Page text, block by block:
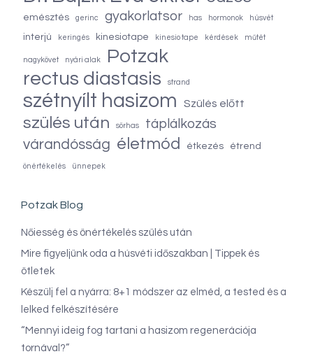
emésztés gerinc gyakorlatsor has hormonok húsvét
interjú keringés kinesiotape kinesio tape kérdések műtét
nagykövet nyári alak
Potzak
rectus diastasis
strand
szétnyílt hasizom Szülés előtt
szülés után sörhas táplálkozás
várandósság életmód étkezés étrend
önértékelés ünnepek
Potzak Blog
Nőiesség és önértékelés szülés után
Mire figyeljünk oda a húsvéti időszakban | Tippek és
ötletek
Készülj fel a nyárra: 8+1 módszer az elméd, a tested és a
lelked felkészítésére
“Mennyi ideig fog tartani a hasizom regenerációja
tornával?”